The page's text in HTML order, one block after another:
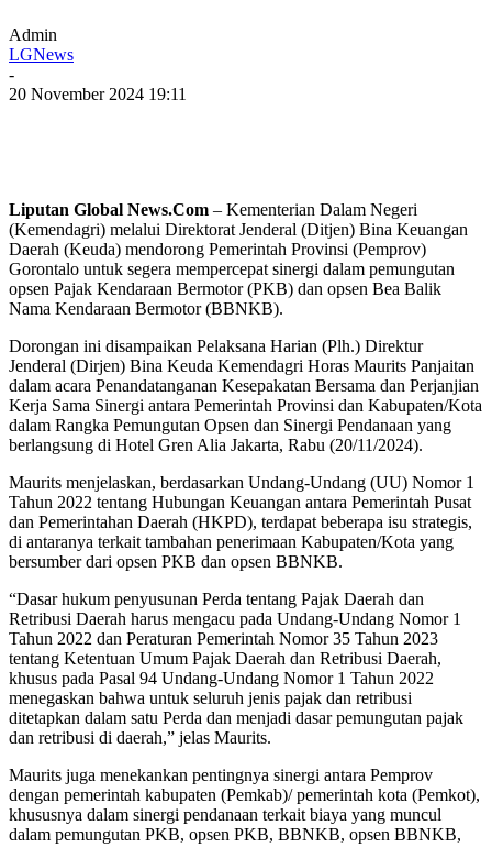
Admin
LGNews
-
20 November 2024 19:11
Liputan Global News.Com – Kementerian Dalam Negeri
(Kemendagri) melalui Direktorat Jenderal (Ditjen) Bina Keuangan
Daerah (Keuda) mendorong Pemerintah Provinsi (Pemprov)
Gorontalo untuk segera mempercepat sinergi dalam pemungutan
opsen Pajak Kendaraan Bermotor (PKB) dan opsen Bea Balik
Nama Kendaraan Bermotor (BBNKB).
Dorongan ini disampaikan Pelaksana Harian (Plh.) Direktur
Jenderal (Dirjen) Bina Keuda Kemendagri Horas Maurits Panjaitan
dalam acara Penandatanganan Kesepakatan Bersama dan Perjanjian
Kerja Sama Sinergi antara Pemerintah Provinsi dan Kabupaten/Kota
dalam Rangka Pemungutan Opsen dan Sinergi Pendanaan yang
berlangsung di Hotel Gren Alia Jakarta, Rabu (20/11/2024).
Maurits menjelaskan, berdasarkan Undang-Undang (UU) Nomor 1
Tahun 2022 tentang Hubungan Keuangan antara Pemerintah Pusat
dan Pemerintahan Daerah (HKPD), terdapat beberapa isu strategis,
di antaranya terkait tambahan penerimaan Kabupaten/Kota yang
bersumber dari opsen PKB dan opsen BBNKB.
“Dasar hukum penyusunan Perda tentang Pajak Daerah dan
Retribusi Daerah harus mengacu pada Undang-Undang Nomor 1
Tahun 2022 dan Peraturan Pemerintah Nomor 35 Tahun 2023
tentang Ketentuan Umum Pajak Daerah dan Retribusi Daerah,
khusus pada Pasal 94 Undang-Undang Nomor 1 Tahun 2022
menegaskan bahwa untuk seluruh jenis pajak dan retribusi
ditetapkan dalam satu Perda dan menjadi dasar pemungutan pajak
dan retribusi di daerah,” jelas Maurits.
Maurits juga menekankan pentingnya sinergi antara Pemprov
dengan pemerintah kabupaten (Pemkab)/ pemerintah kota (Pemkot),
khususnya dalam sinergi pendanaan terkait biaya yang muncul
dalam pemungutan PKB, opsen PKB, BBNKB, opsen BBNKB,